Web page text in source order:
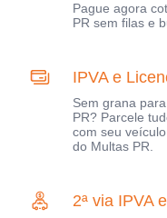
Pague agora
PR sem filas e
IPVA e
Sem grana
PR? Parcele
com seu
do Multas PR.
2ª via IPVA